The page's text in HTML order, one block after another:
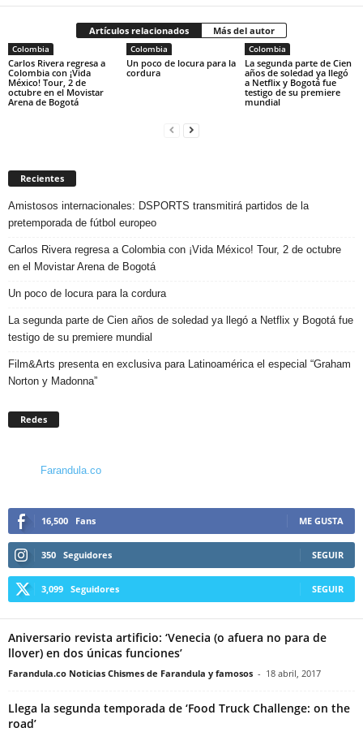
Artículos relacionados Más del autor
Colombia
Carlos Rivera regresa a
Colombia con ¡Vida
México! Tour, 2 de
octubre en el Movistar
Arena de Bogotá
Colombia
Un poco de locura para la
cordura
Colombia
La segunda parte de Cien
años de soledad ya llegó
a Netflix y Bogotá fue
testigo de su premiere
mundial
Recientes
Amistosos internacionales: DSPORTS transmitirá partidos de la
pretemporada de fútbol europeo
Carlos Rivera regresa a Colombia con ¡Vida México! Tour, 2 de octubre
en el Movistar Arena de Bogotá
Un poco de locura para la cordura
La segunda parte de Cien años de soledad ya llegó a Netflix y Bogotá fue
testigo de su premiere mundial
Film&Arts presenta en exclusiva para Latinoamérica el especial “Graham
Norton y Madonna”
Redes
Farandula.co
16,500 Fans ME GUSTA
350 Seguidores SEGUIR
3,099 Seguidores SEGUIR
Aniversario revista artificio: ‘Venecia (o afuera no para de
llover) en dos únicas funciones’
Farandula.co Noticias Chismes de Farandula y famosos - 18 abril, 2017
Llega la segunda temporada de ‘Food Truck Challenge: on the
road’